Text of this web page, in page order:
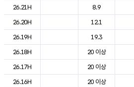
26.21H
8.9
26.20H
12.1
26.19H
19.3
26.18H
20 이상
26.17H
20 이상
26.16H
20 이상